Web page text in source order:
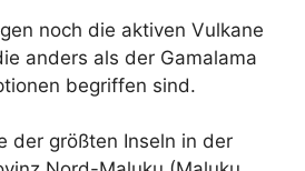
noch die aktiven Vulkane
anders als der Gamalama
begriffen sind.
der größten Inseln in der